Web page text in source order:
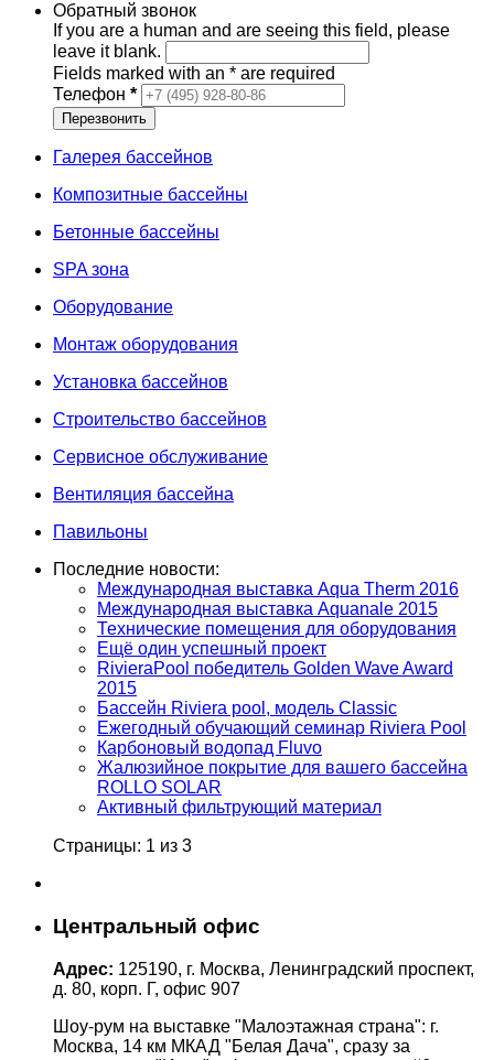
Обратный звонок
If you are a human and are seeing this field, please
leave it blank.
Fields marked with an * are required
Телефон *
Галерея бассейнов
Композитные бассейны
Бетонные бассейны
SPA зона
Оборудование
Монтаж оборудования
Установка бассейнов
Строительство бассейнов
Сервисное обслуживание
Вентиляция бассейна
Павильоны
Последние новости:
Международная выставка Aqua Therm 2016
Международная выставка Aquanale 2015
Технические помещения для оборудования
Ещё один успешный проект
RivieraPool победитель Golden Wave Award
2015
Бассейн Riviera pool, модель Classic
Ежегодный обучающий семинар Riviera Pool
Карбоновый водопад Fluvo
Жалюзийное покрытие для вашего бассейна
ROLLO SOLAR
Активный фильтрующий материал
Страницы: 1 из 3
Центральный офис
Адрес: 125190, г. Москва, Ленинградский проспект,
д. 80, корп. Г, офис 907
Шоу-рум на выставке "Малоэтажная страна": г.
Москва, 14 км МКАД "Белая Дача", сразу за